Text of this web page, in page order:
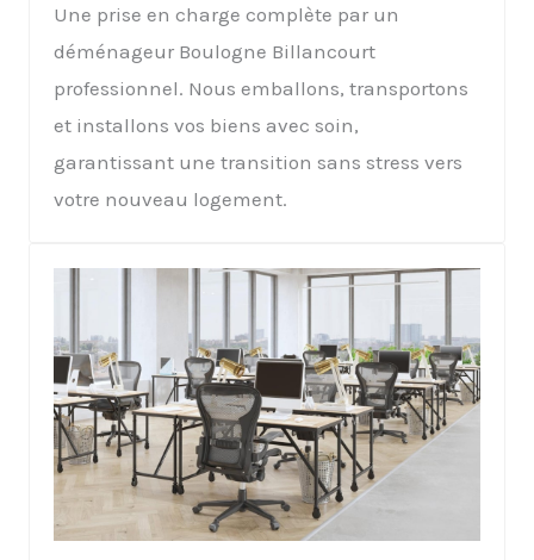
Une prise en charge complète par un
déménageur Boulogne Billancourt
professionnel. Nous emballons, transportons
et installons vos biens avec soin,
garantissant une transition sans stress vers
votre nouveau logement.